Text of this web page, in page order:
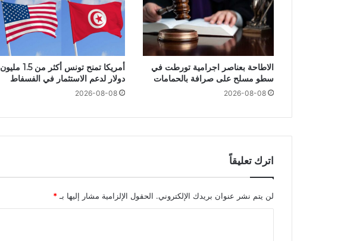
الاطاحة بعناصر اجرامية تورطت في
سطو مسلح على صرافة بالحمامات
2026-08-08
أمريكا تمنح تونس أكثر من 1.5 مليون
دولار لدعم الاستثمار في الفسفاط
2026-08-08
اترك تعليقاً
لن يتم نشر عنوان بريدك الإلكتروني. الحقول الإلزامية مشار إليها بـ *